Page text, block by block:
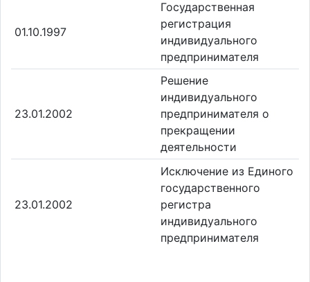
01.10.1997
Государственная
регистрация
индивидуального
предпринимателя
23.01.2002
Решение
индивидуального
предпринимателя о
прекращении
деятельности
23.01.2002
Исключение из Единого
государственного
регистра
индивидуального
предпринимателя